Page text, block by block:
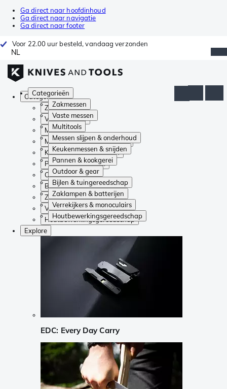
Ga direct naar hoofdinhoud
Ga direct naar navigatie
Ga direct naar footer
Voor 22.00 uur besteld, vandaag verzonden
NL
Categorieën
Zakmessen
Vaste messen
Multitools
Messen slijpen & onderhoud
Keukenmessen & snijden
Pannen & kookgerei
Outdoor & gear
Bijlen & tuingereedschap
Zaklampen & batterijen
Verrekijkers & monoculairs
Houtbewerkingsgereedschap
Categorieën
Zakmessen
Vaste messen
Multitools
Messen slijpen & onderhoud
Keukenmessen & snijden
Pannen & kookgerei
Outdoor & gear
Bijlen & tuingereedschap
Zaklampen & batterijen
Verrekijkers & monoculairs
Houtbewerkingsgereedschap
Explore
EDC: Every Day Carry